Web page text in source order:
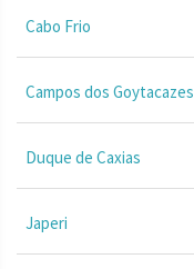
Cabo Frio
Campos dos Goytacazes
Duque de Caxias
Japeri